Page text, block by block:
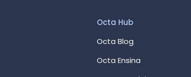
Octa Hub
Octa Blog
Octa Ensina